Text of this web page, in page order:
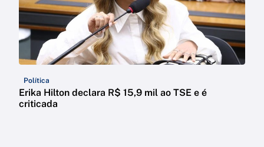
Política
Erika Hilton declara R$ 15,9 mil ao TSE e é
criticada